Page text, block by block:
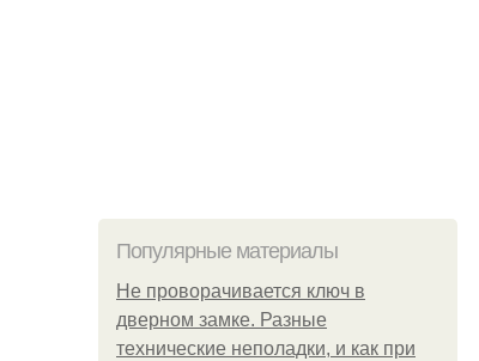
Популярные материалы
Не проворачивается ключ в
дверном замке. Разные
технические неполадки, и как при